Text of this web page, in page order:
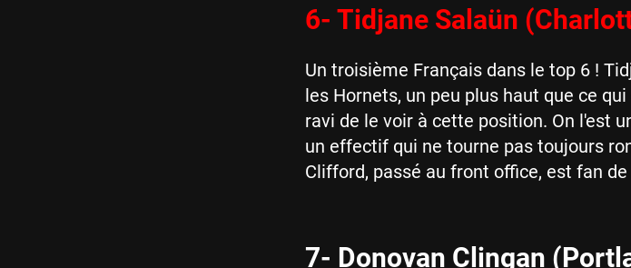
6- Tidjane Salaün
Un troisième Français dans le top 6 !
les Hornets, un peu plus haut que ce
ravi de le voir à cette position. On l'est
un effectif qui ne tourne pas toujours
Clifford, passé au front office, est fan de
7- Donovan Clingan